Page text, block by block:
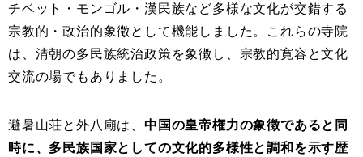
チベット・モンゴル・漢民族など多様な文化が交錯する
宗教的・政治的象徴として機能しました。これらの寺院
は、清朝の多民族統治政策を象徴し、宗教的寛容と文化
交流の場でもありました。
避暑山荘と外八廟は、 中国の皇帝権力の象徴であると同
時に、多民族国家としての文化的多様性と調和を示す歴